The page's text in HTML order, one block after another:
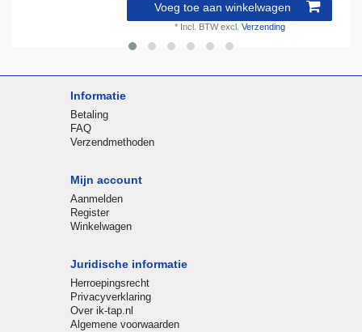
Voeg toe aan winkelwagen
* Incl. BTWexcl. Verzending
Informatie
Betaling
FAQ
Verzendmethoden
Mijn account
Aanmelden
Register
Winkelwagen
Juridische informatie
Herroepingsrecht
Privacyverklaring
Over ik-tap.nl
Algemene voorwaarden